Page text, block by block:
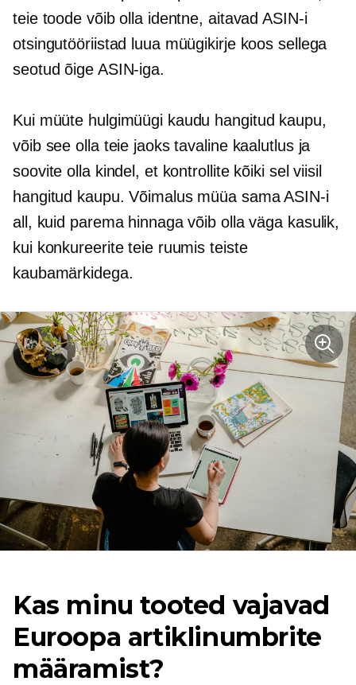
teie toode võib olla identne, aitavad ASIN-i
otsingutööriistad luua müügikirje koos sellega
seotud õige ASIN-iga.
Kui müüte hulgimüügi kaudu hangitud kaupu,
võib see olla teie jaoks tavaline kaalutlus ja
soovite olla kindel, et kontrollite kõiki sel viisil
hangitud kaupu. Võimalus müüa sama ASIN-i
all, kuid parema hinnaga võib olla väga kasulik,
kui konkureerite teie ruumis teiste
kaubamärkidega.
Kas minu tooted vajavad
Euroopa artiklinumbrite
määramist?